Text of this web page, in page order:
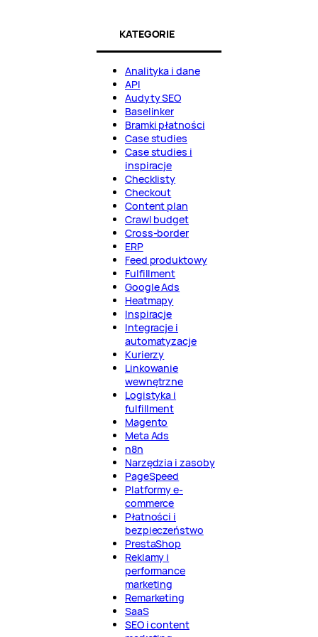
KATEGORIE
Analityka i dane
API
Audyty SEO
Baselinker
Bramki płatności
Case studies
Case studies i
inspiracje
Checklisty
Checkout
Content plan
Crawl budget
Cross-border
ERP
Feed produktowy
Fulfillment
Google Ads
Heatmapy
Inspiracje
Integracje i
automatyzacje
Kurierzy
Linkowanie
wewnętrzne
Logistyka i
fulfillment
Magento
Meta Ads
n8n
Narzędzia i zasoby
PageSpeed
Platformy e-
commerce
Płatności i
bezpieczeństwo
PrestaShop
Reklamy i
performance
marketing
Remarketing
SaaS
SEO i content